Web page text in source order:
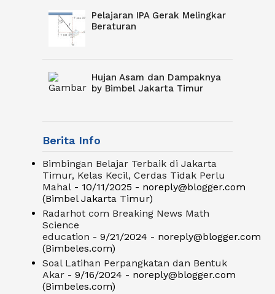
Pelajaran IPA Gerak Melingkar
Beraturan
Hujan Asam dan Dampaknya
by Bimbel Jakarta Timur
Berita Info
Bimbingan Belajar Terbaik di Jakarta
Timur, Kelas Kecil, Cerdas Tidak Perlu
Mahal - 10/11/2025 - noreply@blogger.com
(Bimbel Jakarta Timur)
Radarhot com Breaking News Math
Science
education - 9/21/2024 - noreply@blogger.com
(Bimbeles.com)
Soal Latihan Perpangkatan dan Bentuk
Akar - 9/16/2024 - noreply@blogger.com
(Bimbeles.com)